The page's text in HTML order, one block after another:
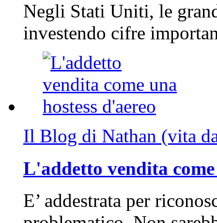
Negli Stati Uniti, le
investendo cifre
Il Blog di Nathan (vita
L'addetto vendita
E’ addestrata per